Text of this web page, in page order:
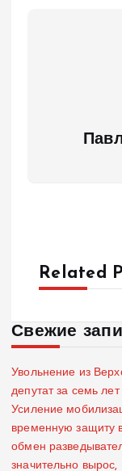
Related
Свежие
Увольнение из
депутат за семь лет
Усиление
временную защиту
обмен
значительно